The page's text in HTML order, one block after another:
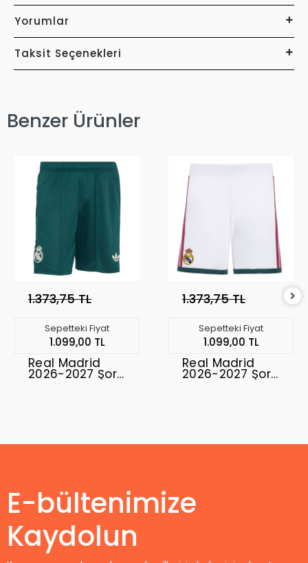
Yorumlar
Taksit Seçenekleri
Benzer Ürünler
1.373,75 TL
Sepetteki Fiyat
1.099,00 TL
Real Madrid
2026-2027 Şort
1.373,75 TL
Sepetteki Fiyat
1.099,00 TL
Real Madrid
2026-2027 Şort
E-bültenimize
Kaydolun